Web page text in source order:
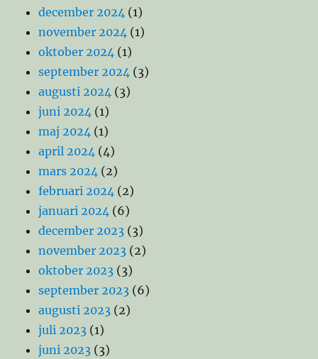
december 2024 (1)
november 2024 (1)
oktober 2024 (1)
september 2024 (3)
augusti 2024 (3)
juni 2024 (1)
maj 2024 (1)
april 2024 (4)
mars 2024 (2)
februari 2024 (2)
januari 2024 (6)
december 2023 (3)
november 2023 (2)
oktober 2023 (3)
september 2023 (6)
augusti 2023 (2)
juli 2023 (1)
juni 2023 (3)